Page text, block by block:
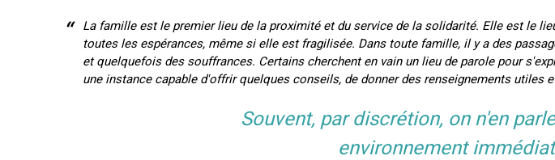
La famille est le premier lieu de la proximité et du service de la solidarité. Elle est le
toutes les espérances, même si elle est fragilisée. Dans toute famille, il y a des
et quelquefois des souffrances. Certains cherchent en vain un lieu de parole pour
une instance capable d'offrir quelques conseils, de donner des renseignements utiles
Souvent, par discrétion, on n'en
environnement